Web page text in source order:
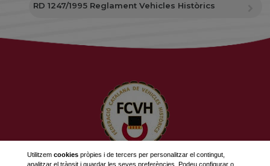
RD 1247/1995 Reglament Vehicles Històrics
Utilitzem cookiespròpies i de tercers per personalitzar el contingut,
analitzar el trànsit i guardar les seves preferències. Podeu configurar o